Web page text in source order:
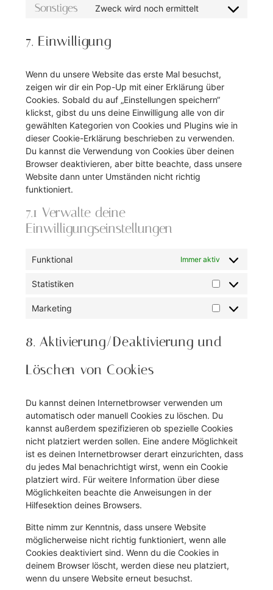
Sonstiges Zweck wird noch ermittelt
7. Einwilligung
Wenn du unsere Website das erste Mal besuchst,
zeigen wir dir ein Pop-Up mit einer Erklärung über
Cookies. Sobald du auf „Einstellungen speichern“
klickst, gibst du uns deine Einwilligung alle von dir
gewählten Kategorien von Cookies und Plugins wie in
dieser Cookie-Erklärung beschrieben zu verwenden.
Du kannst die Verwendung von Cookies über deinen
Browser deaktivieren, aber bitte beachte, dass unsere
Website dann unter Umständen nicht richtig
funktioniert.
7.1 Verwalte deine
Einwilligungseinstellungen
Funktional Immer aktiv
Statistiken
Marketing
8. Aktivierung/Deaktivierung und
Löschen von Cookies
Du kannst deinen Internetbrowser verwenden um
automatisch oder manuell Cookies zu löschen. Du
kannst außerdem spezifizieren ob spezielle Cookies
nicht platziert werden sollen. Eine andere Möglichkeit
ist es deinen Internetbrowser derart einzurichten, dass
du jedes Mal benachrichtigt wirst, wenn ein Cookie
platziert wird. Für weitere Information über diese
Möglichkeiten beachte die Anweisungen in der
Hilfesektion deines Browsers.
Bitte nimm zur Kenntnis, dass unsere Website
möglicherweise nicht richtig funktioniert, wenn alle
Cookies deaktiviert sind. Wenn du die Cookies in
deinem Browser löscht, werden diese neu platziert,
wenn du unsere Website erneut besuchst.